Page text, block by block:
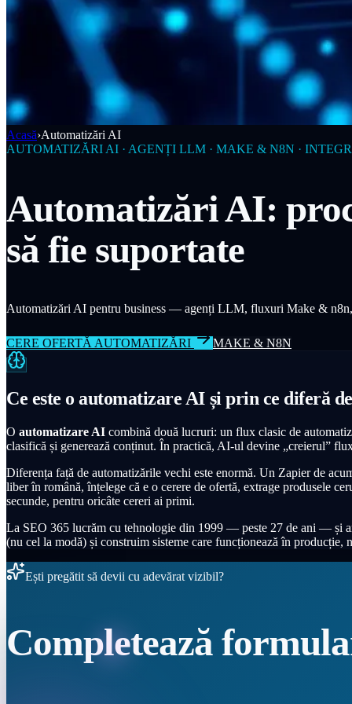
Acasă›Automatizări AI
AUTOMATIZĂRI AI · AGENȚI LLM · MAKE & N8N ·
Automatizări AI:
să fie suportate
Automatizări AI pentru business — agenți LLM, fluxuri Make & n8n,
CERE OFERTĂ AUTOMATIZĂRI MAKE & N8N
Ce este o automatizare AI și prin ce diferă
O automatizare AI combină două lucruri: un flux clasic de
clasifică și generează conținut. În practică, AI-ul devine „creierul”
Diferența față de automatizările vechi este enormă. Un Zapier de
liber în română, înțelege că e o cerere de ofertă, extrage produsele
secunde, pentru oricâte cereri ai primi.
La SEO 365 lucrăm cu tehnologie din 1999 — peste 27 de ani — și
(nu cel la modă) și construim sisteme care funcționează în producție,
Ești pregătit să devii cu adevărat vizibil?
Completează